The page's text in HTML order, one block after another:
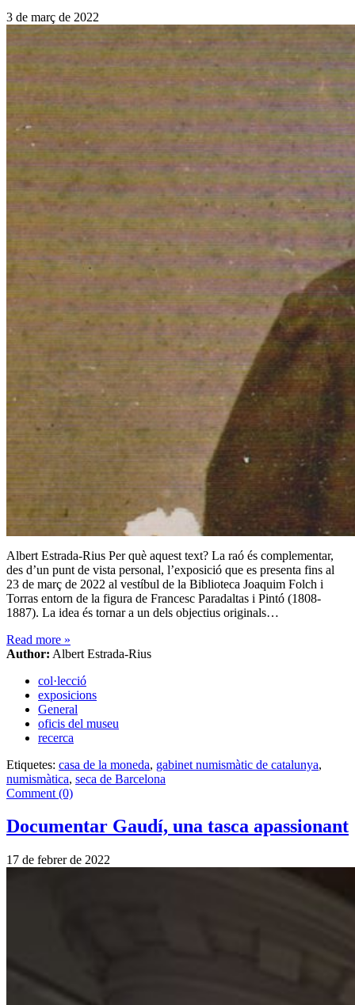
3 de març de 2022
Albert Estrada-Rius Per què aquest text? La raó és complementar,
des d’un punt de vista personal, l’exposició que es presenta fins al
23 de març de 2022 al vestíbul de la Biblioteca Joaquim Folch i
Torras entorn de la figura de Francesc Paradaltas i Pintó (1808-
1887). La idea és tornar a un dels objectius originals…
Read more »
Author: Albert Estrada-Rius
col·lecció
exposicions
General
oficis del museu
recerca
Etiquetes: casa de la moneda, gabinet numismàtic de catalunya,
numismàtica, seca de Barcelona
Comment (0)
Documentar Gaudí, una tasca apassionant
17 de febrer de 2022